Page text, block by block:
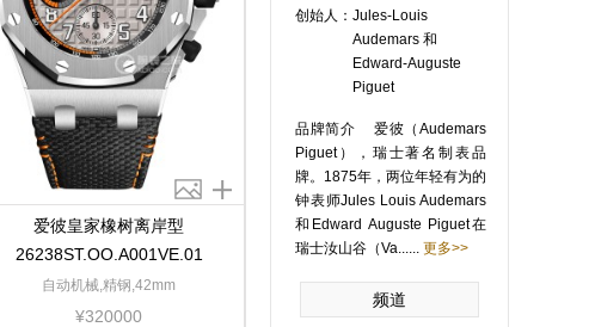
爱彼皇家橡树离岸型
26238ST.OO.A001VE.01
自动机械,精钢,42mm
¥320000
创始人： Jules-Louis
Audemars 和
Edward-Auguste
Piguet
品牌简介 爱彼（Audemars
Piguet），瑞士著名制表品
牌。1875年，两位年轻有为的
钟表师Jules Louis Audemars
和Edward Auguste Piguet在
瑞士汝山谷（Va...... 更多>>
频道